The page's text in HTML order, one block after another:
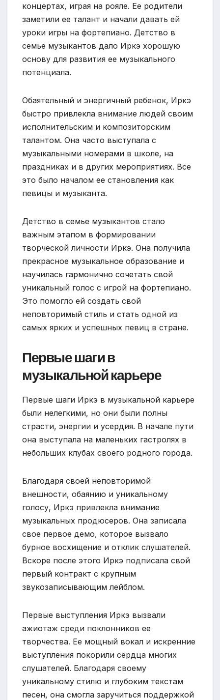
концертах, играя на рояле. Ее родители
заметили ее талант и начали давать ей
уроки игры на фортепиано. Детство в
семье музыкантов дало Иркэ хорошую
основу для развития ее музыкального
потенциала.
Обаятельный и энергичный ребенок, Иркэ
быстро привлекла внимание людей своим
исполнительским и композиторским
талантом. Она часто выступала с
музыкальными номерами в школе, на
праздниках и в других мероприятиях. Все
это было началом ее становления как
певицы и музыканта.
Детство в семье музыкантов стало
важным этапом в формировании
творческой личности Иркэ. Она получила
прекрасное музыкальное образование и
научилась гармонично сочетать свой
уникальный голос с игрой на фортепиано.
Это помогло ей создать свой
неповторимый стиль и стать одной из
самых ярких и успешных певиц в стране.
Первые шаги в
музыкальной карьере
Первые шаги Иркэ в музыкальной карьере
были нелегкими, но они были полны
страсти, энергии и усердия. В начале пути
она выступала на маленьких гастролях в
небольших клубах своего родного города.
Благодаря своей неповторимой
внешности, обаянию и уникальному
голосу, Иркэ привлекла внимание
музыкальных продюсеров. Она записала
свое первое демо, которое вызвало
бурное восхищение и отклик слушателей.
Вскоре после этого Иркэ подписала свой
первый контракт с крупным
звукозаписывающим лейблом.
Первые выступления Иркэ вызвали
ажиотаж среди поклонников ее
творчества. Ее мощный вокал и искренние
выступления покорили сердца многих
слушателей. Благодаря своему
уникальному стилю и глубоким текстам
песен, она смогла заручиться поддержкой